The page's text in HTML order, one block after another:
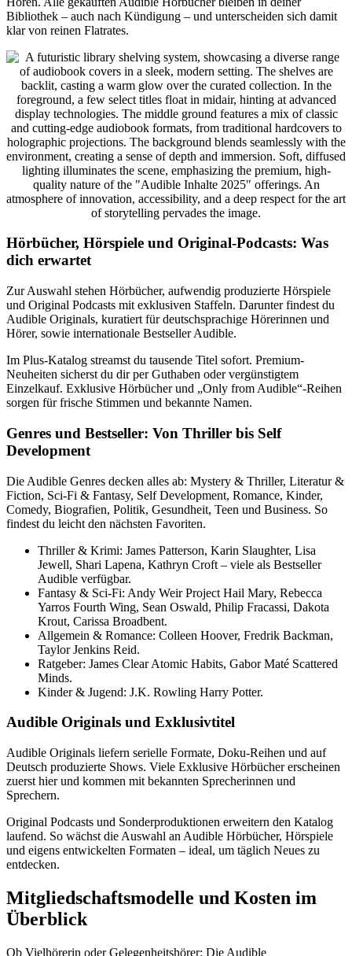
Bibliothek – auch nach Kündigung – und unterscheiden sich damit
klar von reinen Flatrates.
Hörbücher, Hörspiele und Original-Podcasts: Was
dich erwartet
Zur Auswahl stehen Hörbücher, aufwendig produzierte Hörspiele
und Original Podcasts mit exklusiven Staffeln. Darunter findest du
Audible Originals, kuratiert für deutschsprachige Hörerinnen und
Hörer, sowie internationale Bestseller Audible.
Im Plus-Katalog streamst du tausende Titel sofort. Premium-
Neuheiten sicherst du dir per Guthaben oder vergünstigtem
Einzelkauf. Exklusive Hörbücher und „Only from Audible“-Reihen
sorgen für frische Stimmen und bekannte Namen.
Genres und Bestseller: Von Thriller bis Self
Development
Die Audible Genres decken alles ab: Mystery & Thriller, Literatur &
Fiction, Sci‑Fi & Fantasy, Self Development, Romance, Kinder,
Comedy, Biografien, Politik, Gesundheit, Teen und Business. So
findest du leicht den nächsten Favoriten.
Thriller & Krimi: James Patterson, Karin Slaughter, Lisa
Jewell, Shari Lapena, Kathryn Croft – viele als Bestseller
Audible verfügbar.
Fantasy & Sci‑Fi: Andy Weir Project Hail Mary, Rebecca
Yarros Fourth Wing, Sean Oswald, Philip Fracassi, Dakota
Krout, Carissa Broadbent.
Allgemein & Romance: Colleen Hoover, Fredrik Backman,
Taylor Jenkins Reid.
Ratgeber: James Clear Atomic Habits, Gabor Maté Scattered
Minds.
Kinder & Jugend: J.K. Rowling Harry Potter.
Audible Originals und Exklusivtitel
Audible Originals liefern serielle Formate, Doku-Reihen und auf
Deutsch produzierte Shows. Viele Exklusive Hörbücher erscheinen
zuerst hier und kommen mit bekannten Sprecherinnen und
Sprechern.
Original Podcasts und Sonderproduktionen erweitern den Katalog
laufend. So wächst die Auswahl an Audible Hörbücher, Hörspiele
und eigens entwickelten Formaten – ideal, um täglich Neues zu
entdecken.
Mitgliedschaftsmodelle und Kosten im
Überblick
Ob Vielhörerin oder Gelegenheitshörer: Die Audible